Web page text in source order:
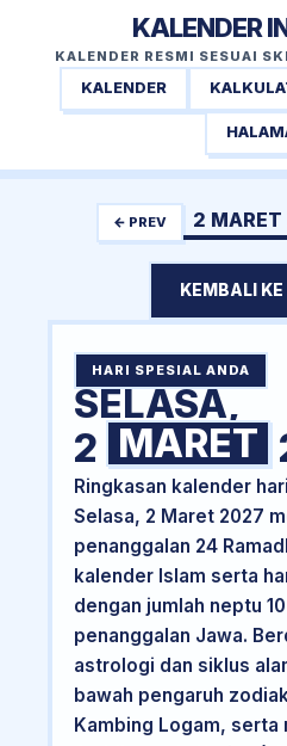
KALENDER
KALENDER RESMI SESUAI
KALENDER
← PREV 2
KEMBALI KE
HARI SPESIAL ANDA
SELASA,
2 MARET
Ringkasan kalender
Selasa, 2 Maret 2027
penanggalan 24
kalender Islam serta
dengan jumlah neptu
penanggalan Jawa.
astrologi dan siklus
bawah pengaruh
Kambing Logam,